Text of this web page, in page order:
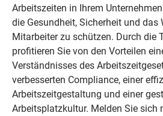
Arbeitszeiten in Ihrem
die Gesundheit, Sicherheit und das
Mitarbeiter zu schützen. Durch die
profitieren Sie von den Vorteilen
Verständnisses des
verbesserten Compliance, einer
Arbeitszeitgestaltung und einer
Arbeitsplatzkultur. Melden Sie sich